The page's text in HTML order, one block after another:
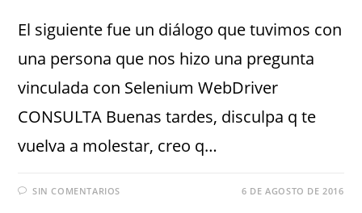
El siguiente fue un diálogo que tuvimos con
una persona que nos hizo una pregunta
vinculada con Selenium WebDriver
CONSULTA Buenas tardes, disculpa q te
vuelva a molestar, creo q…
SIN COMENTARIOS 6 DE AGOSTO DE 2016